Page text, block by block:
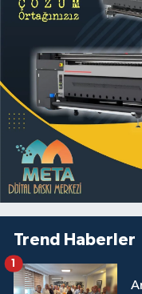
Trend Haberler
1